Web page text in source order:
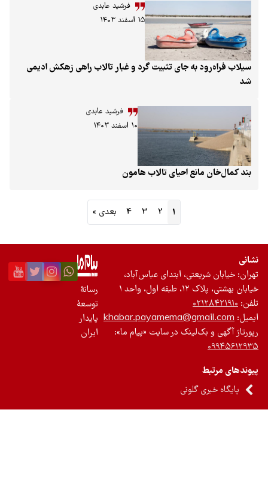
۱۵ اسفند ۱۴۰۳
به جای تثبیت گرد و غبار تالاب راهی زهکش ادیمی
۱۰ اسفند ۱۴۰۳
مانع احیای تالاب هامون
بعدی »
ابتدای عباس‌آباد،
واحد ۱
بک‌لینک در سایت «پیام ما»:
گلونی
رسانۀ
پایدار
ایران